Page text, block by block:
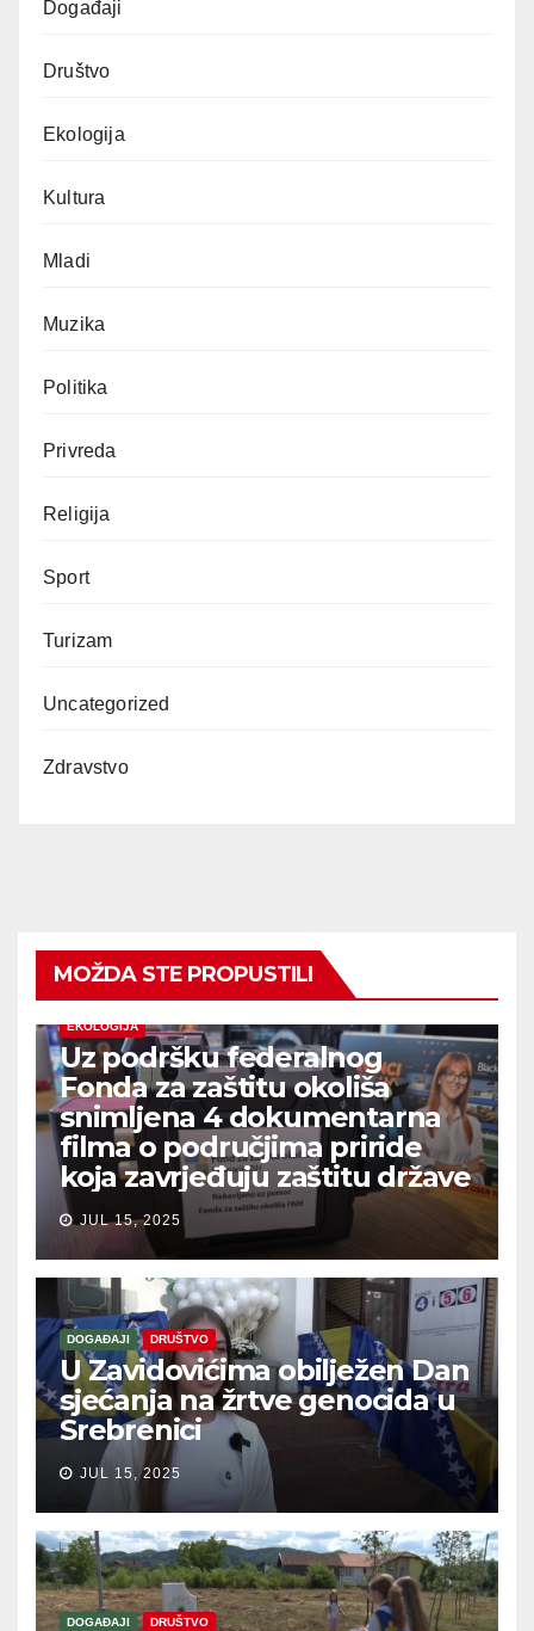
Događaji
Društvo
Ekologija
Kultura
Mladi
Muzika
Politika
Privreda
Religija
Sport
Turizam
Uncategorized
Zdravstvo
MOŽDA STE PROPUSTILI
EKOLOGIJA
Uz podršku federalnog
Fonda za zaštitu okoliša
snimljena 4 dokumentarna
filma o područjima priride
koja zavrjeđuju zaštitu države
JUL 15, 2025
DOGAĐAJI DRUŠTVO
U Zavidovićima obilježen Dan
sjećanja na žrtve genocida u
Srebrenici
JUL 15, 2025
DOGAĐAJI DRUŠTVO